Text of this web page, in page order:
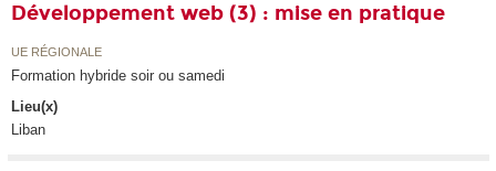
Développement web (3) : mise en pratique
UE RÉGIONALE
Formation hybride soir ou samedi
Lieu(x)
Liban